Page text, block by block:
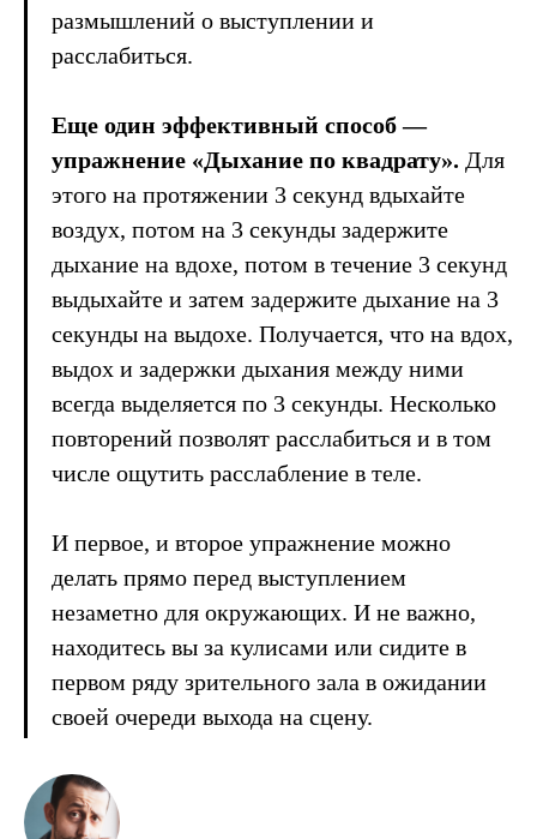
размышлений о выступлении и
расслабиться.
Еще один эффективный способ —
упражнение «Дыхание по квадрату». Для
этого на протяжении 3 секунд вдыхайте
воздух, потом на 3 секунды задержите
дыхание на вдохе, потом в течение 3 секунд
выдыхайте и затем задержите дыхание на 3
секунды на выдохе. Получается, что на вдох,
выдох и задержки дыхания между ними
всегда выделяется по 3 секунды. Несколько
повторений позволят расслабиться и в том
числе ощутить расслабление в теле.
И первое, и второе упражнение можно
делать прямо перед выступлением
незаметно для окружающих. И не важно,
находитесь вы за кулисами или сидите в
первом ряду зрительного зала в ожидании
своей очереди выхода на сцену.